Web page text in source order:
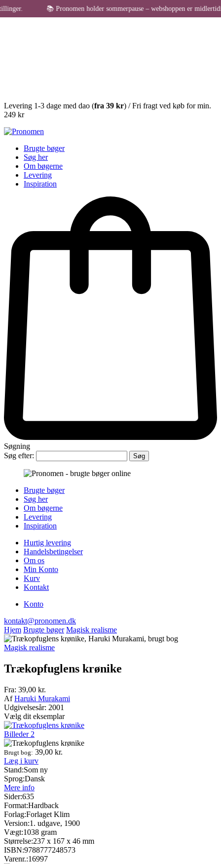
Levering 1-3 dage med dao (fra 39 kr) / Fri fragt ved køb for min.
249 kr
Brugte bøger
Søg her
Om bøgerne
Levering
Inspiration
Søgning
Søg efter:
Brugte bøger
Søg her
Om bøgerne
Levering
Inspiration
Hurtig levering
Handelsbetingelser
Om os
Min Konto
Kurv
Kontakt
Konto
kontakt@pronomen.dk
Hjem Brugte bøger Magisk realisme
Magisk realisme
Trækopfuglens krønike
Fra: 39,00 kr.
AfHaruki Murakami
Udgivelsesår: 2001
Vælg dit eksemplar
Billeder 2
Brugt bog: 39,00 kr.
Læg i kurv
Stand:Som ny
Sprog:Dansk
Mere info
Sider:635
Format:Hardback
Forlag:Forlaget Klim
Version:1. udgave, 1900
Vægt:1038 gram
Størrelse:237 x 167 x 46 mm
ISBN:9788777248573
Varenr.:16997
📚 Pronomen holder sommerpause – webshoppen er